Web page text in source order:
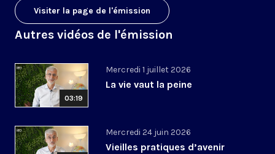
Visiter la page de l'émission
Autres vidéos de l'émission
03:19
Mercredi 1 juillet 2026
La vie vaut la peine
Mercredi 24 juin 2026
Vieilles pratiques d’avenir